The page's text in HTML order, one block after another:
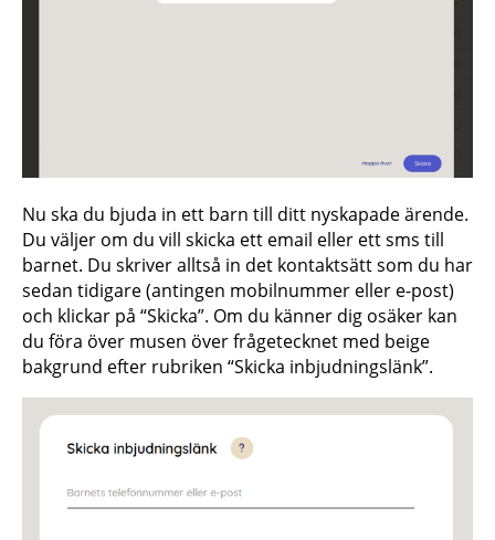
Nu ska du bjuda in ett barn till ditt nyskapade ärende.
Du väljer om du vill skicka ett email eller ett sms till
barnet. Du skriver alltså in det kontaktsätt som du har
sedan tidigare (antingen mobilnummer eller e-post)
och klickar på “Skicka”. Om du känner dig osäker kan
du föra över musen över frågetecknet med beige
bakgrund efter rubriken “Skicka inbjudningslänk”.